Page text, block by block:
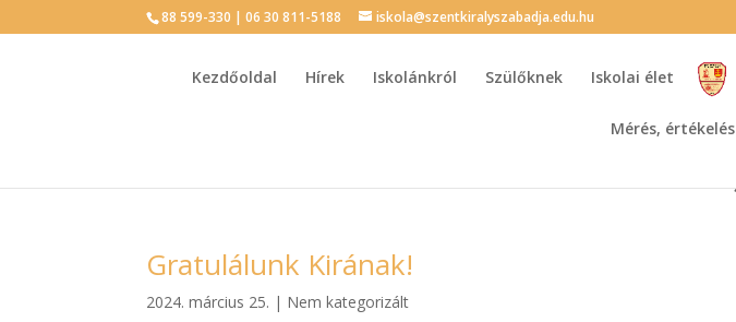
88 599-330 | 06 30 811-5188 iskola@szentkiralyszabadja.edu.hu
Kezdőoldal Hírek Iskolánkról Szülőknek Iskolai élet
Mérés, értékelés
Gratulálunk Kirának!
2024. március 25. | Nem kategorizált